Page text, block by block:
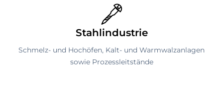
Stahlindustrie
Schmelz- und Hochöfen, Kalt- und Warmwalzanlagen
sowie Prozessleitstände